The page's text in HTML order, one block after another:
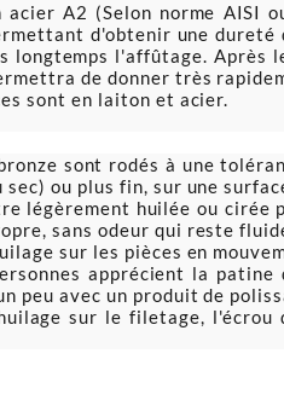
acier A2 (Selon norme AISI
d'obtenir une
longtemps l'affûtage. Après
de donner très
sont en laiton et acier.
sont rodés à une
sec) ou plus fin, sur une
légèrement huilée ou cirée
sans odeur qui reste
sur les pièces en
apprécient la
peu avec un produit de
sur le filetage, l'écrou